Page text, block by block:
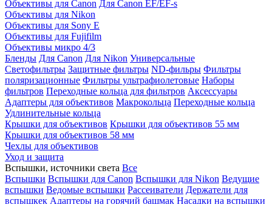
Объективы для Canon Для Canon EF/EF-s
Объективы для Nikon
Объективы для Sony E
Объективы для Fujifilm
Объективы микро 4/3
Бленды Для Canon Для Nikon Универсальные
Светофильтры Защитные фильтры ND-фильры Фильтры
поляризационные Фильтры ультрафиолетовые Наборы
фильтров Переходные кольца для фильтров Аксессуары
Адаптеры для объективов Макрокольца Переходные кольца
Удлинительные кольца
Крышки для объективов Крышки для объективов 55 мм
Крышки для объективов 58 мм
Чехлы для объективов
Уход и защита
Вспышки, источники света Все
Вспышки Вспышки для Canon Вспышки для Nikon Ведущие
вспышки Ведомые вспышки Рассеиватели Держатели для
вспышкек Адаптеры на горячий башмак Насадки на вспышки